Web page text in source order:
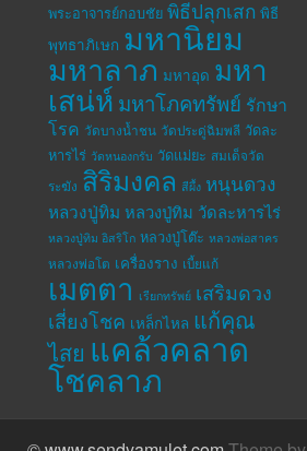
พระอาจารย์กอบชัย พิธีปลุกเสก พิธี
พุทธาภิเษก มหานิยม
มหาลาภ มหาอุด มหา
เสน่ห์ มหาโภคทรัพย์ รักษา
โรค วัดบางน้ำชน วัดประดู่ฉิมพลี วัดละ
หารไร่ วัดหนองกรับ วัดแม่ยะ สมเด็จวัด
ระฆัง สิริมงคล สีผึ้ง หนุนดวง
หลวงปู่ทิม หลวงปู่ทิม วัดละหารไร่
หลวงปู่ทิม อิสริโก หลวงปู่โต๊ะ หลวงพ่อสาคร
หลวงพ่อโต เครื่องราง เบี้ยแก้
เมตตา เรียกทรัพย์ เสริมดวง
เสี่ยงโชค เหล็กไหล แก้คุณ
ไสย แคล้วคลาด
โชคลาภ